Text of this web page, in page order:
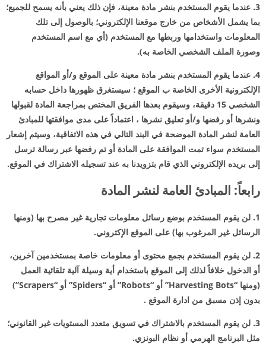
3. عندما يقوم المستخدم بنشر مادة معينة، فإن ذلك يعني بأنه يسمح للجميع؛
بما يشمل الأشخاص من خارج موقعنا الإلكتروني؛ بالوصول إلى تلك
المعلومات واستخدامها وربطها مع المستخدم (أي مع اسم المستخدم
وصورة الملف الشخصي الخاصة به).
4. عندما يقوم المستخدم بنشر مادة معينة على الموقع و/أو المواقع
الإلكترونية الأخرى الخاصة ب الموقع ؛ سيستغرق ظهورها داخل حسابه
الشخصي 15 دقيقة، وسيقوم بعدها الفريق المختص بمراجعة المادة لقبولها
ونشرها أو رفضها و/أو تعليق نشرها ، اعتماداً على مدى موافقتها للمبادئ
العامة لنشر المادة الموضحة في البند التالي في هذه الاتفاقية، وسيتم إشعار
المستخدم سواء تمت الموافقة على المادة أو تم رفضها عبر رسالة ترسل
إلى بريده الإلكتروني الذي قام بتزويدنا به عند تسجيله الاشتراك في الموقع.
رابعاً: المبادئ العامة لنشر المادة
1. لن يقوم المستخدم بوضع رسائل معلومات تجارية غير مصرح بها (ومنها
الرسائل غير المرغوب بها) على الموقع الإكتروني.
2. لن يقوم المستخدم بجمع محتوى أو معلومات خاصة بمستخدمين آخرين،
أو الدخول خلافاً لذلك إلى الموقع باستخدام أية وسيلة آلية تلقائية العمل
(ومنها “Harvesting Bots” أو “Robots” أو “Spiders” أو “Scrapers”)
بدون إذن مسبق من ادارة الموقع .
3. لن يقوم المستخدم بالاشتراك في تسويق متعدد المستويات غير القانوني؛
مثل البرنامج الهرمي أو نظام البونزي.